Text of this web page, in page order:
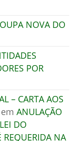
NOVA DO
POR
– CARTA AOS
em ANULAÇÃO
DO
NA